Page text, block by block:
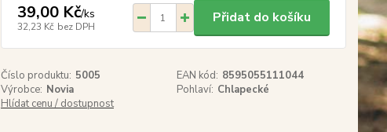
39,00 Kč/ks
32,23 Kč bez DPH
Přidat do košíku
Číslo produktu: 5005 EAN kód: 8595055111044
Výrobce: Novia Pohlaví: Chlapecké
Hlídat cenu / dostupnost